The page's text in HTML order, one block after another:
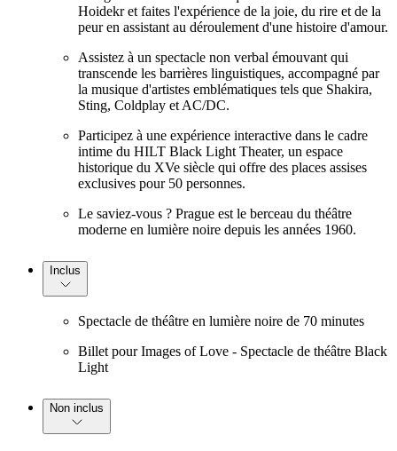
Hoidekr et faites l'expérience de la joie, du rire et de la
peur en assistant au déroulement d'une histoire d'amour.
Assistez à un spectacle non verbal émouvant qui
transcende les barrières linguistiques, accompagné par
la musique d'artistes emblématiques tels que Shakira,
Sting, Coldplay et AC/DC.
Participez à une expérience interactive dans le cadre
intime du HILT Black Light Theater, un espace
historique du XVe siècle qui offre des places assises
exclusives pour 50 personnes.
Le saviez-vous ? Prague est le berceau du théâtre
moderne en lumière noire depuis les années 1960.
Inclus
Spectacle de théâtre en lumière noire de 70 minutes
Billet pour Images of Love - Spectacle de théâtre Black
Light
Non inclus